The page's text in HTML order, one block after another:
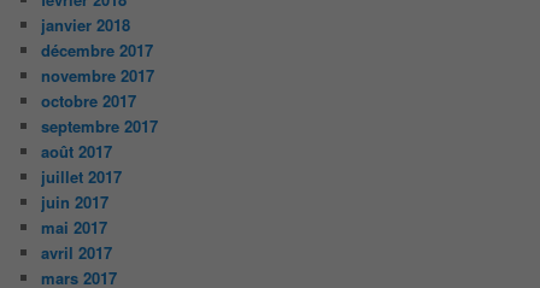
janvier 2018
décembre 2017
novembre 2017
octobre 2017
septembre 2017
août 2017
juillet 2017
juin 2017
mai 2017
avril 2017
mars 2017